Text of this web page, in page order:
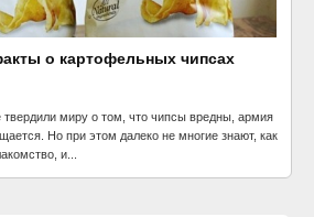
о картофельных чипсах
твердили миру о том, что чипсы вредны, армия
Но при этом далеко не многие знают, как
и...